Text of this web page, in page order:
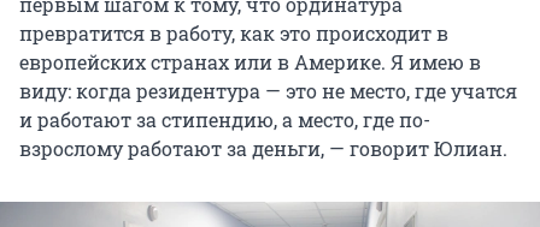
превратится в работу, как это происходит в
европейских странах или в Америке. Я имею в
виду: когда резидентура — это не место, где учатся
и работают за стипендию, а место, где по-
взрослому работают за деньги, — говорит Юлиан.